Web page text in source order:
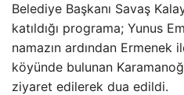
Belediye Başkanı Savaş
katıldığı programa; Yunus
namazın ardından Ermenek
köyünde bulunan
ziyaret edilerek dua edildi.